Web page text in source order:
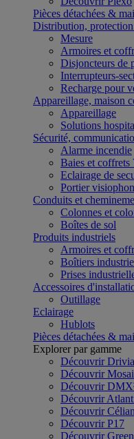
Pièces détachées &
Distribution,
Mesure
Armoires et
Disjoncteurs de
Interrupteurs-
Recharge pour
Appareillage, maison
Appareillage
Solutions
Sécurité,
Alarme incendie
Baies et
Eclairage de
Portier
Conduits et
Colonnes et
Boîtes de sol
Produits industriels
Armoires et
Boîtiers
Prises
Accessoires
Outillage
Eclairage
Hublots
Pièces détachées &
Explorer par gamme
Découvrir Drivia
Découvrir
Découvrir
Découvrir
Découvrir
Découvrir P17
Découvrir